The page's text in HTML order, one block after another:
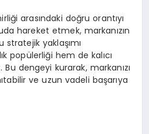
arasındaki doğru orantıyı
hareket etmek, markanızın
stratejik yaklaşımı
popülerliği hem de kalıcı
dengeyi kurarak, markanızı
ve uzun vadeli başarıya